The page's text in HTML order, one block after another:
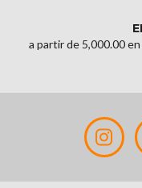
a partir de 5,000.00